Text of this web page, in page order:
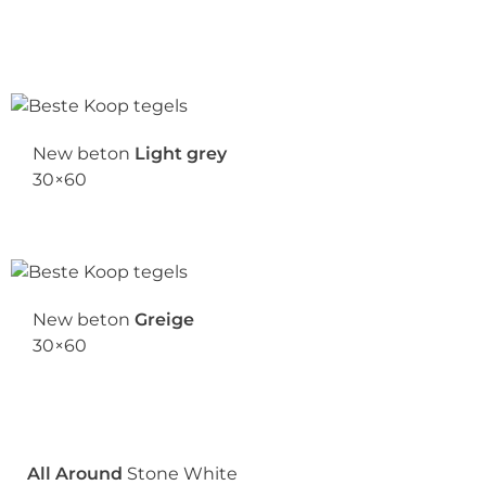
New beton Light grey
30×60
New beton Greige
30×60
All Around Stone White